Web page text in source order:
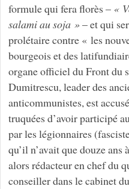
formule qui fera florès – «
salami au soja »– et qui
prolétaire contre « les
bourgeois et des
organe officiel du Front du
Dumitrescu, leader des
anticommunistes, est
truquées d’avoir participé
par les légionnaires
qu’il n’avait que douze ans
alors rédacteur en chef du
conseiller dans le cabinet